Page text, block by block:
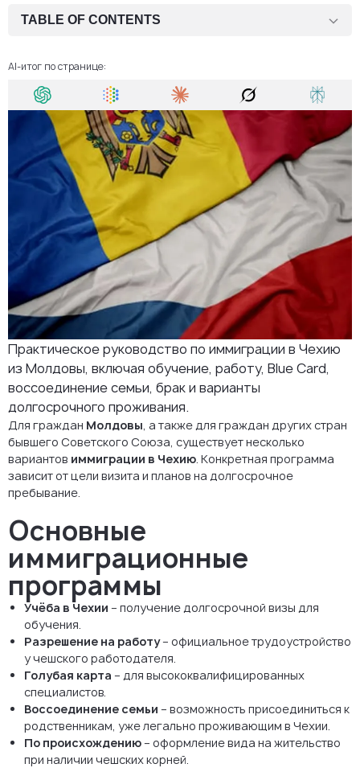
TABLE OF CONTENTS
Преимущества проживания в Чехии для граждан Молдовы
Путь к ПМЖ и гражданству
Получите юридическую помощь
AI-итог по странице:
Практическое руководство по иммиграции в Чехию
из Молдовы, включая обучение, работу, Blue Card,
воссоединение семьи, брак и варианты
долгосрочного проживания.
Для граждан Молдовы, а также для граждан других стран
бывшего Советского Союза, существует несколько
вариантов иммиграции в Чехию. Конкретная программа
зависит от цели визита и планов на долгосрочное
пребывание.
Основные
иммиграционные
программы
Учёба в Чехии – получение долгосрочной визы для
обучения.
Разрешение на работу– официальное трудоустройство
у чешского работодателя.
Голубая карта – для высококвалифицированных
специалистов.
Воссоединение семьи – возможность присоединиться к
родственникам, уже легально проживающим в Чехии.
По происхождению– оформление вида на жительство
при наличии чешских корней.